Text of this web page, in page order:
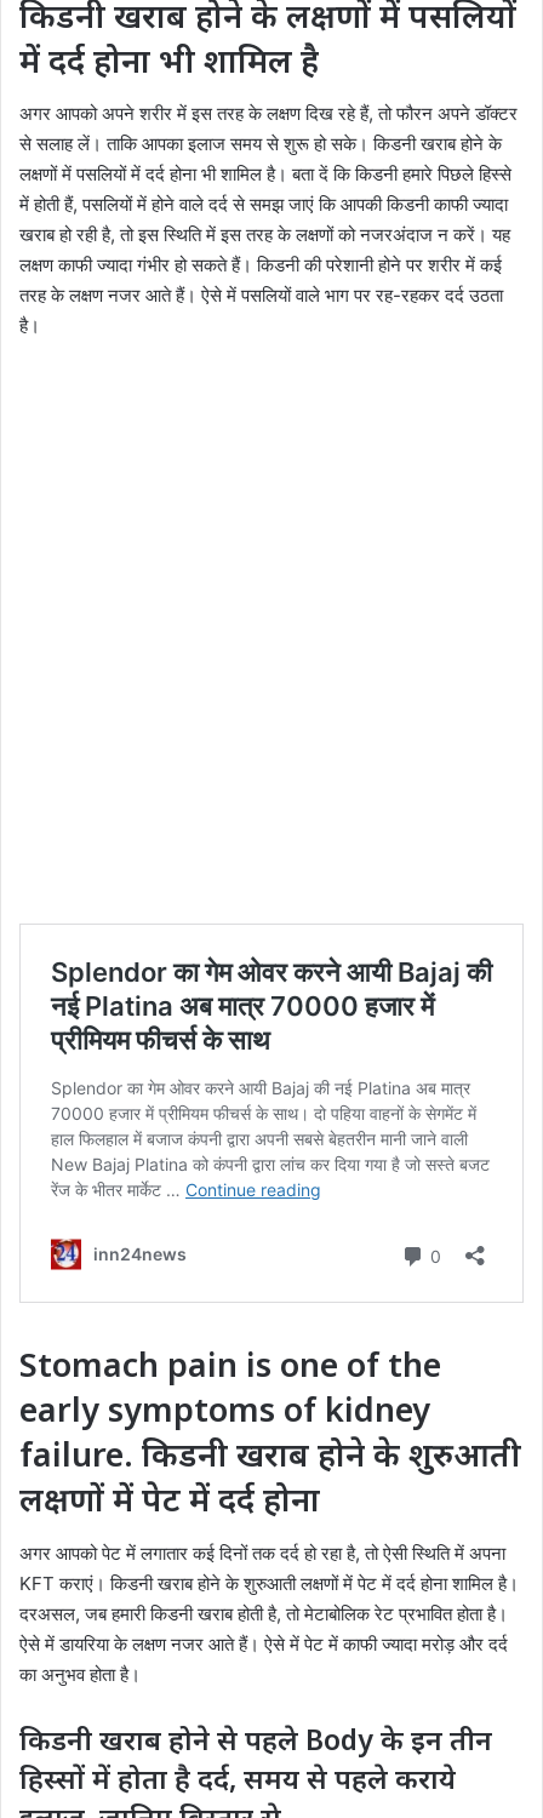
किडनी खराब होने के लक्षणों में पसलियों
में दर्द होना भी शामिल है
अगर आपको अपने शरीर में इस तरह के लक्षण दिख रहे हैं, तो फौरन अपने डॉक्टर
से सलाह लें। ताकि आपका इलाज समय से शुरू हो सके। किडनी खराब होने के
लक्षणों में पसलियों में दर्द होना भी शामिल है। बता दें कि किडनी हमारे पिछले हिस्से
में होती हैं, पसलियों में होने वाले दर्द से समझ जाएं कि आपकी किडनी काफी ज्यादा
खराब हो रही है, तो इस स्थिति में इस तरह के लक्षणों को नजरअंदाज न करें। यह
लक्षण काफी ज्यादा गंभीर हो सकते हैं। किडनी की परेशानी होने पर शरीर में कई
तरह के लक्षण नजर आते हैं। ऐसे में पसलियों वाले भाग पर रह-रहकर दर्द उठता
है।
Stomach pain is one of the
early symptoms of kidney
failure. किडनी खराब होने के शुरुआती
लक्षणों में पेट में दर्द होना
अगर आपको पेट में लगातार कई दिनों तक दर्द हो रहा है, तो ऐसी स्थिति में अपना
KFT कराएं। किडनी खराब होने के शुरुआती लक्षणों में पेट में दर्द होना शामिल है।
दरअसल, जब हमारी किडनी खराब होती है, तो मेटाबोलिक रेट प्रभावित होता है।
ऐसे में डायरिया के लक्षण नजर आते हैं। ऐसे में पेट में काफी ज्यादा मरोड़ और दर्द
का अनुभव होता है।
किडनी खराब होने से पहले Body के इन तीन
हिस्सों में होता है दर्द, समय से पहले कराये